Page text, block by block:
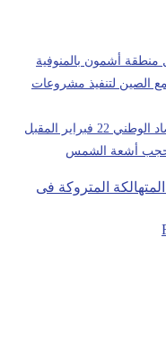
أشمون بالمنوفية
الصين لتنفيذ مشروعات
المقبل
أشعة الشمس
المتروكة فى